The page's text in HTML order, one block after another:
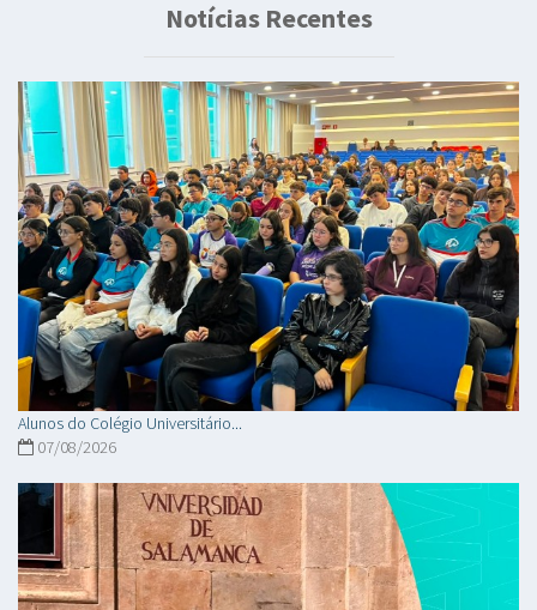
Notícias Recentes
Alunos do Colégio Universitário...
07/08/2026